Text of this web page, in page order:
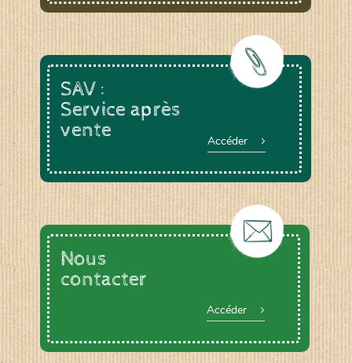
SAV :
Service après
vente
Accéder
Nous
contacter
Accéder